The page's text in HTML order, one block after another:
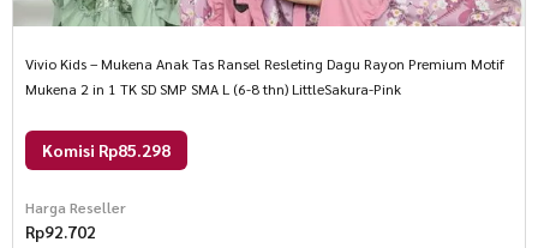
Vivio Kids – Mukena Anak Tas Ransel Resleting Dagu Rayon Premium Motif
Mukena 2 in 1 TK SD SMP SMA L (6-8 thn) LittleSakura-Pink
Komisi Rp85.298
Harga Reseller
Rp92.702